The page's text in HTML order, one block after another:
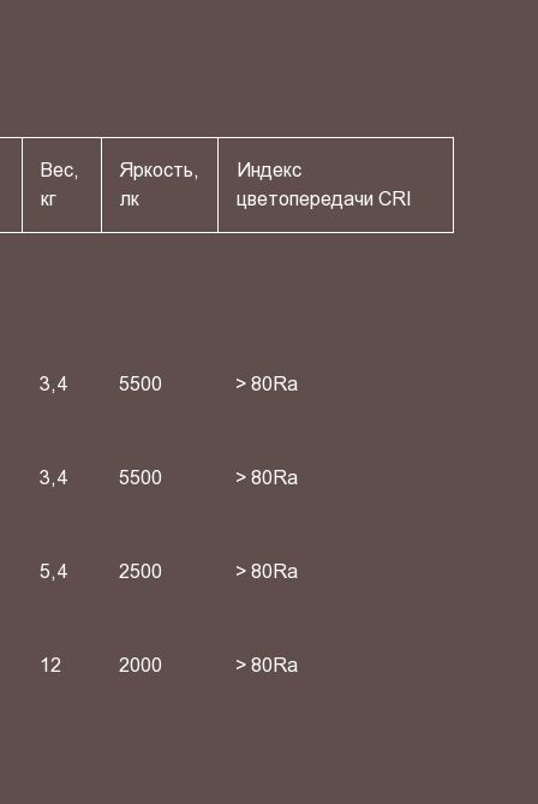
Вес,
кг
Яркость,
лк
Индекс
цветопередачи СRI
3,4 5500 > 80Ra
3,4 5500 > 80Ra
5,4 2500 > 80Ra
12 2000 > 80Ra